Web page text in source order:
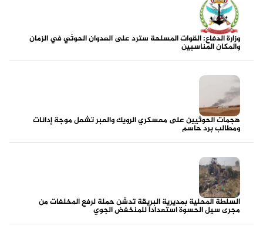
وزارة الدفاع: القوات المسلحة سترد على العدوان الحوثي في الزمان
والمكان المناسبين
هجمات الحوثيين على معسكري الرويك والعبر تشعل موجة إدانات
ومطالب برد حاسم
السلطة المحلية بمديرية البريقة تدشن حملة لرفع المخلفات من
مجرى سيل الحسوة استعداداً للمنخفض الجوي